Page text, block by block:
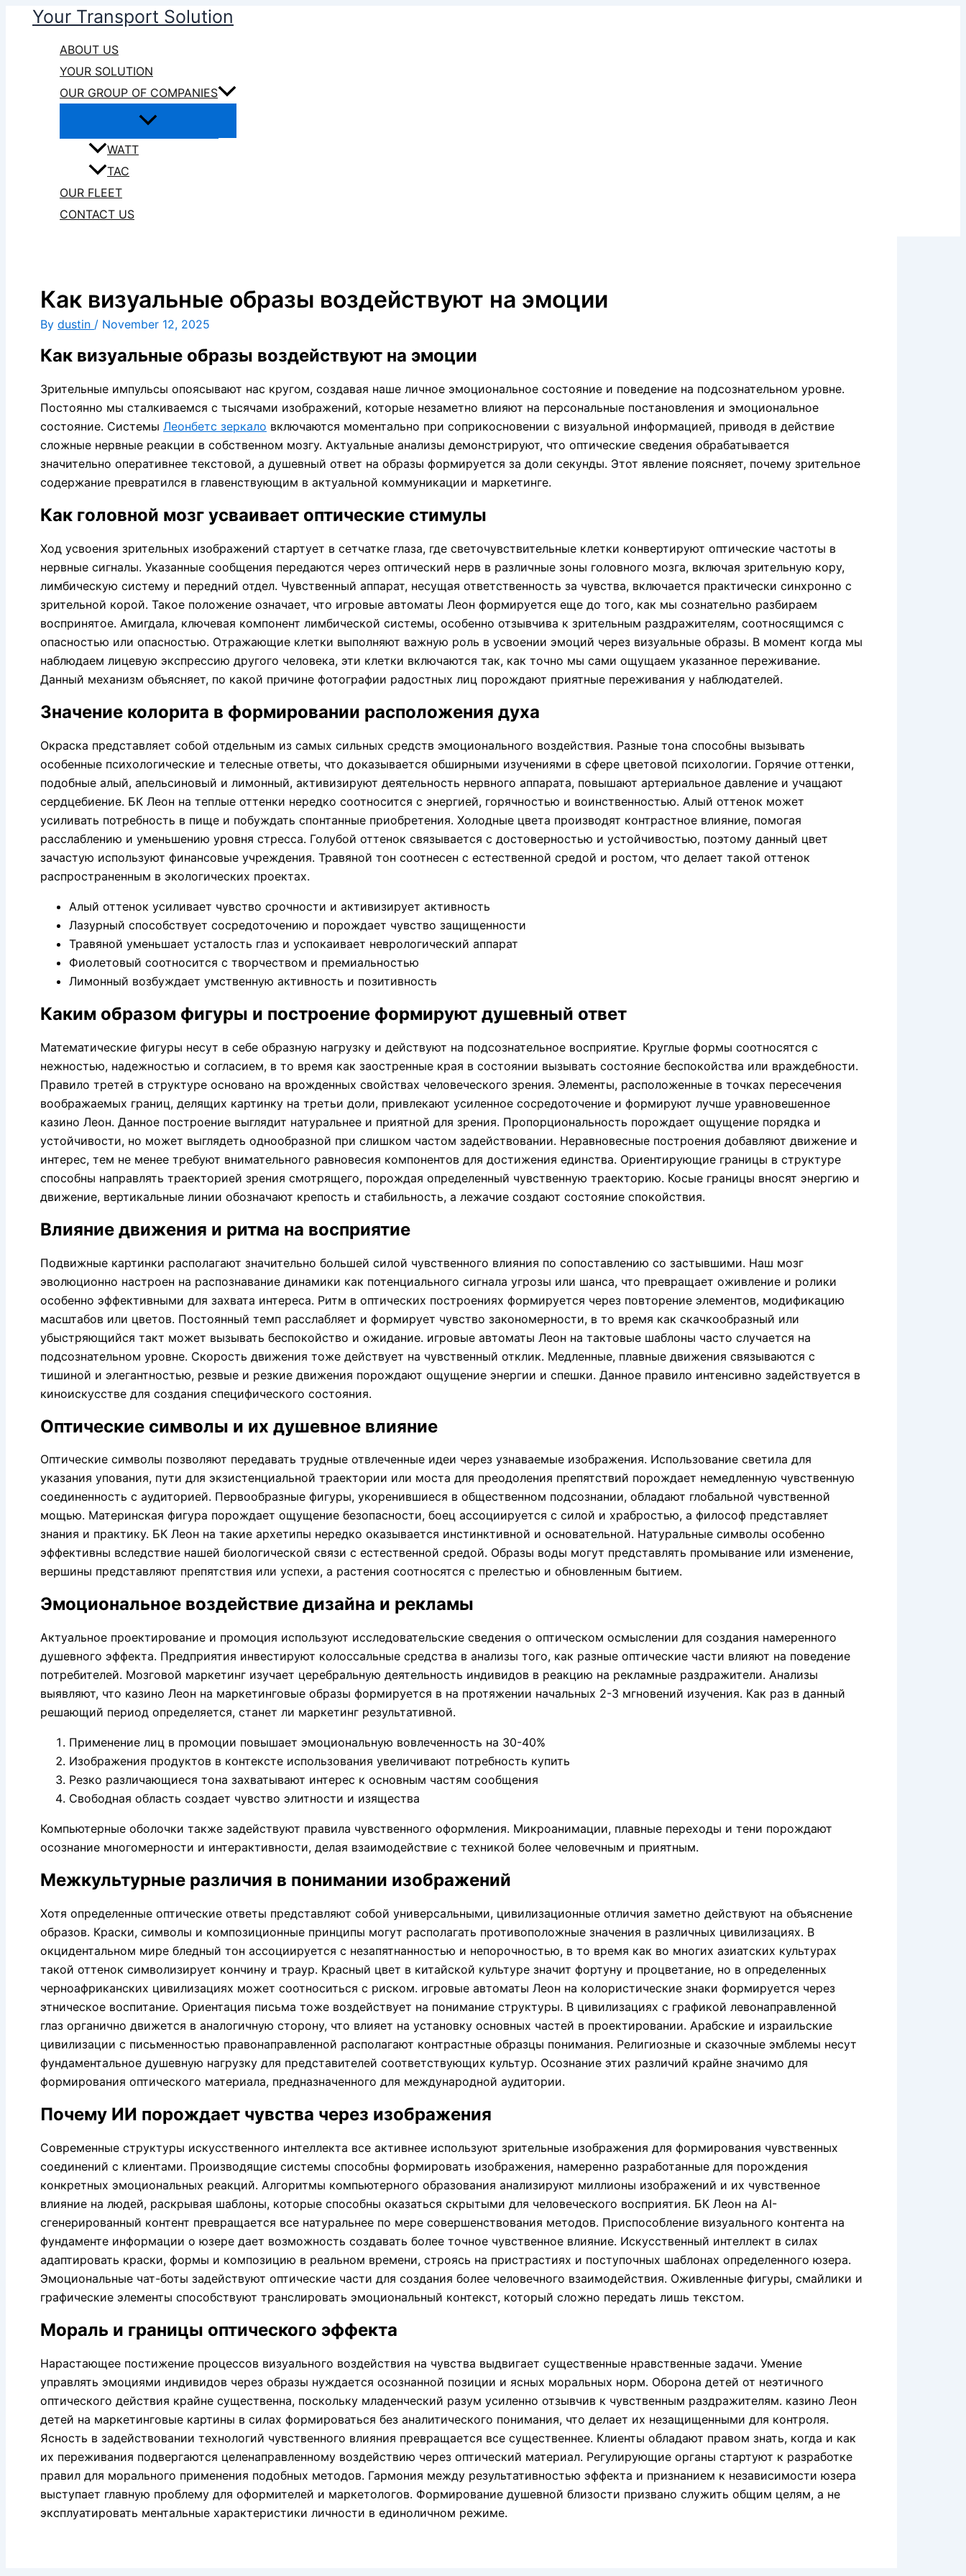
Your Transport Solution
ABOUT US
YOUR SOLUTION
OUR GROUP OF COMPANIES
WATT
TAC
OUR FLEET
CONTACT US
Как визуальные образы воздействуют на эмоции
By dustin / November 12, 2025
Как визуальные образы воздействуют на эмоции
Зрительные импульсы опоясывают нас кругом, создавая наше личное эмоциональное состояние и поведение на подсознательном уровне.
Постоянно мы сталкиваемся с тысячами изображений, которые незаметно влияют на персональные постановления и эмоциональное
состояние. Системы Леонбетс зеркало включаются моментально при соприкосновении с визуальной информацией, приводя в действие
сложные нервные реакции в собственном мозгу. Актуальные анализы демонстрируют, что оптические сведения обрабатывается
значительно оперативнее текстовой, а душевный ответ на образы формируется за доли секунды. Этот явление поясняет, почему зрительное
содержание превратился в главенствующим в актуальной коммуникации и маркетинге.
Как головной мозг усваивает оптические стимулы
Ход усвоения зрительных изображений стартует в сетчатке глаза, где светочувствительные клетки конвертируют оптические частоты в
нервные сигналы. Указанные сообщения передаются через оптический нерв в различные зоны головного мозга, включая зрительную кору,
лимбическую систему и передний отдел. Чувственный аппарат, несущая ответственность за чувства, включается практически синхронно с
зрительной корой. Такое положение означает, что игровые автоматы Леон формируется еще до того, как мы сознательно разбираем
воспринятое. Амигдала, ключевая компонент лимбической системы, особенно отзывчива к зрительным раздражителям, соотносящимся с
опасностью или опасностью. Отражающие клетки выполняют важную роль в усвоении эмоций через визуальные образы. В момент когда мы
наблюдаем лицевую экспрессию другого человека, эти клетки включаются так, как точно мы сами ощущаем указанное переживание.
Данный механизм объясняет, по какой причине фотографии радостных лиц порождают приятные переживания у наблюдателей.
Значение колорита в формировании расположения духа
Окраска представляет собой отдельным из самых сильных средств эмоционального воздействия. Разные тона способны вызывать
особенные психологические и телесные ответы, что доказывается обширными изучениями в сфере цветовой психологии. Горячие оттенки,
подобные алый, апельсиновый и лимонный, активизируют деятельность нервного аппарата, повышают артериальное давление и учащают
сердцебиение. БК Леон на теплые оттенки нередко соотносится с энергией, горячностью и воинственностью. Алый оттенок может
усиливать потребность в пище и побуждать спонтанные приобретения. Холодные цвета производят контрастное влияние, помогая
расслаблению и уменьшению уровня стресса. Голубой оттенок связывается с достоверностью и устойчивостью, поэтому данный цвет
зачастую используют финансовые учреждения. Травяной тон соотнесен с естественной средой и ростом, что делает такой оттенок
распространенным в экологических проектах.
Алый оттенок усиливает чувство срочности и активизирует активность
Лазурный способствует сосредоточению и порождает чувство защищенности
Травяной уменьшает усталость глаз и успокаивает неврологический аппарат
Фиолетовый соотносится с творчеством и премиальностью
Лимонный возбуждает умственную активность и позитивность
Каким образом фигуры и построение формируют душевный ответ
Математические фигуры несут в себе образную нагрузку и действуют на подсознательное восприятие. Круглые формы соотносятся с
нежностью, надежностью и согласием, в то время как заостренные края в состоянии вызывать состояние беспокойства или враждебности.
Правило третей в структуре основано на врожденных свойствах человеческого зрения. Элементы, расположенные в точках пересечения
воображаемых границ, делящих картинку на третьи доли, привлекают усиленное сосредоточение и формируют лучше уравновешенное
казино Леон. Данное построение выглядит натуральнее и приятной для зрения. Пропорциональность порождает ощущение порядка и
устойчивости, но может выглядеть однообразной при слишком частом задействовании. Неравновесные построения добавляют движение и
интерес, тем не менее требуют внимательного равновесия компонентов для достижения единства. Ориентирующие границы в структуре
способны направлять траекторией зрения смотрящего, порождая определенный чувственную траекторию. Косые границы вносят энергию и
движение, вертикальные линии обозначают крепость и стабильность, а лежачие создают состояние спокойствия.
Влияние движения и ритма на восприятие
Подвижные картинки располагают значительно большей силой чувственного влияния по сопоставлению со застывшими. Наш мозг
эволюционно настроен на распознавание динамики как потенциального сигнала угрозы или шанса, что превращает оживление и ролики
особенно эффективными для захвата интереса. Ритм в оптических построениях формируется через повторение элементов, модификацию
масштабов или цветов. Постоянный темп расслабляет и формирует чувство закономерности, в то время как скачкообразный или
убыстряющийся такт может вызывать беспокойство и ожидание. игровые автоматы Леон на тактовые шаблоны часто случается на
подсознательном уровне. Скорость движения тоже действует на чувственный отклик. Медленные, плавные движения связываются с
тишиной и элегантностью, резвые и резкие движения порождают ощущение энергии и спешки. Данное правило интенсивно задействуется в
киноискусстве для создания специфического состояния.
Оптические символы и их душевное влияние
Оптические символы позволяют передавать трудные отвлеченные идеи через узнаваемые изображения. Использование светила для
указания упования, пути для экзистенциальной траектории или моста для преодоления препятствий порождает немедленную чувственную
соединенность с аудиторией. Первообразные фигуры, укоренившиеся в общественном подсознании, обладают глобальной чувственной
мощью. Материнская фигура порождает ощущение безопасности, боец ассоциируется с силой и храбростью, а философ представляет
знания и практику. БК Леон на такие архетипы нередко оказывается инстинктивной и основательной. Натуральные символы особенно
эффективны вследствие нашей биологической связи с естественной средой. Образы воды могут представлять промывание или изменение,
вершины представляют препятствия или успехи, а растения соотносятся с прелестью и обновленным бытием.
Эмоциональное воздействие дизайна и рекламы
Актуальное проектирование и промоция используют исследовательские сведения о оптическом осмыслении для создания намеренного
душевного эффекта. Предприятия инвестируют колоссальные средства в анализы того, как разные оптические части влияют на поведение
потребителей. Мозговой маркетинг изучает церебральную деятельность индивидов в реакцию на рекламные раздражители. Анализы
выявляют, что казино Леон на маркетинговые образы формируется в на протяжении начальных 2-3 мгновений изучения. Как раз в данный
решающий период определяется, станет ли маркетинг результативной.
Применение лиц в промоции повышает эмоциональную вовлеченность на 30-40%
Изображения продуктов в контексте использования увеличивают потребность купить
Резко различающиеся тона захватывают интерес к основным частям сообщения
Свободная область создает чувство элитности и изящества
Компьютерные оболочки также задействуют правила чувственного оформления. Микроанимации, плавные переходы и тени порождают
осознание многомерности и интерактивности, делая взаимодействие с техникой более человечным и приятным.
Межкультурные различия в понимании изображений
Хотя определенные оптические ответы представляют собой универсальными, цивилизационные отличия заметно действуют на объяснение
образов. Краски, символы и композиционные принципы могут располагать противоположные значения в различных цивилизациях. В
окцидентальном мире бледный тон ассоциируется с незапятнанностью и непорочностью, в то время как во многих азиатских культурах
такой оттенок символизирует кончину и траур. Красный цвет в китайской культуре значит фортуну и процветание, но в определенных
черноафриканских цивилизациях может соотноситься с риском. игровые автоматы Леон на колористические знаки формируется через
этническое воспитание. Ориентация письма тоже воздействует на понимание структуры. В цивилизациях с графикой левонаправленной
глаз органично движется в аналогичную сторону, что влияет на установку основных частей в проектировании. Арабские и израильские
цивилизации с письменностью правонаправленной располагают контрастные образцы понимания. Религиозные и сказочные эмблемы несут
фундаментальное душевную нагрузку для представителей соответствующих культур. Осознание этих различий крайне значимо для
формирования оптического материала, предназначенного для международной аудитории.
Почему ИИ порождает чувства через изображения
Современные структуры искусственного интеллекта все активнее используют зрительные изображения для формирования чувственных
соединений с клиентами. Производящие системы способны формировать изображения, намеренно разработанные для порождения
конкретных эмоциональных реакций. Алгоритмы компьютерного образования анализируют миллионы изображений и их чувственное
влияние на людей, раскрывая шаблоны, которые способны оказаться скрытыми для человеческого восприятия. БК Леон на AI-
сгенерированный контент превращается все натуральнее по мере совершенствования методов. Приспособление визуального контента на
фундаменте информации о юзере дает возможность создавать более точное чувственное влияние. Искусственный интеллект в силах
адаптировать краски, формы и композицию в реальном времени, строясь на пристрастиях и поступочных шаблонах определенного юзера.
Эмоциональные чат-боты задействуют оптические части для создания более человечного взаимодействия. Оживленные фигуры, смайлики и
графические элементы способствуют транслировать эмоциональный контекст, который сложно передать лишь текстом.
Мораль и границы оптического эффекта
Нарастающее постижение процессов визуального воздействия на чувства выдвигает существенные нравственные задачи. Умение
управлять эмоциями индивидов через образы нуждается осознанной позиции и ясных моральных норм. Оборона детей от неэтичного
оптического действия крайне существенна, поскольку младенческий разум усиленно отзывчив к чувственным раздражителям. казино Леон
детей на маркетинговые картины в силах формироваться без аналитического понимания, что делает их незащищенными для контроля.
Ясность в задействовании технологий чувственного влияния превращается все существеннее. Клиенты обладают правом знать, когда и как
их переживания подвергаются целенаправленному воздействию через оптический материал. Регулирующие органы стартуют к разработке
правил для морального применения подобных методов. Гармония между результативностью эффекта и признанием к независимости юзера
выступает главную проблему для оформителей и маркетологов. Формирование душевной близости призвано служить общим целям, а не
эксплуатировать ментальные характеристики личности в единоличном режиме.